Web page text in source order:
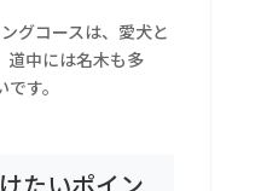
グコースは、愛犬と
道中には名木も多
す。